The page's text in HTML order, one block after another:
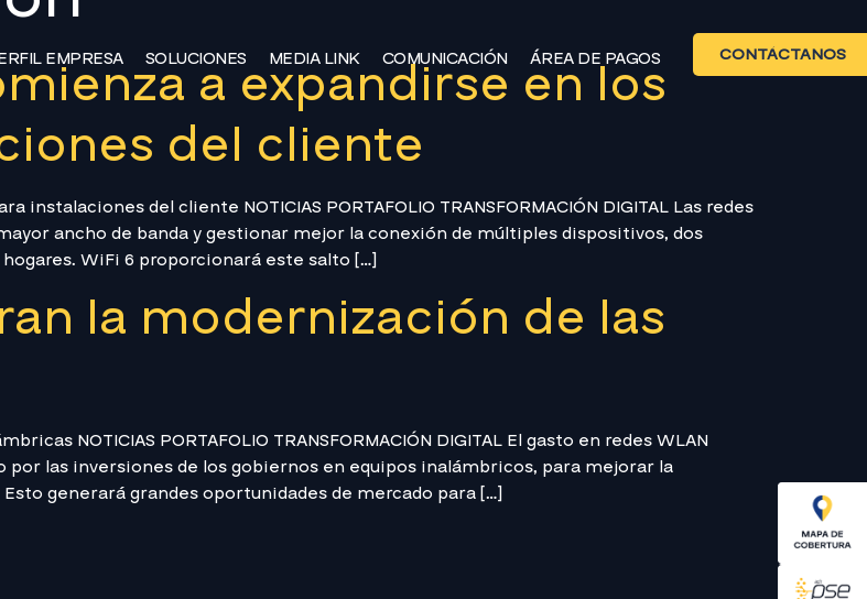
EMPRESA SOLUCIONES MEDIA LINK COMUNICACIÓN ÁREA DE PAGOS CONTÁCTANOS
a expandirse en los
del cliente
del cliente NOTICIAS PORTAFOLIO TRANSFORMACIÓN DIGITAL Las redes
ancho de banda y gestionar mejor la conexión de múltiples dispositivos, dos
WiFi 6 proporcionará este salto […]
la modernización de las
NOTICIAS PORTAFOLIO TRANSFORMACIÓN DIGITAL El gasto en redes WLAN
las inversiones de los gobiernos en equipos inalámbricos, para mejorar la
generará grandes oportunidades de mercado para […]